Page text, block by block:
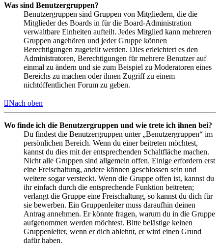
Was sind Benutzergruppen?
Benutzergruppen sind Gruppen von Mitgliedern, die die
Mitglieder des Boards in für die Board-Administration
verwaltbare Einheiten aufteilt. Jedes Mitglied kann mehreren
Gruppen angehören und jeder Gruppe können
Berechtigungen zugeteilt werden. Dies erleichtert es den
Administratoren, Berechtigungen für mehrere Benutzer auf
einmal zu ändern und sie zum Beispiel zu Moderatoren eines
Bereichs zu machen oder ihnen Zugriff zu einem
nichtöffentlichen Forum zu geben.
Nach oben
Wo finde ich die Benutzergruppen und wie trete ich ihnen bei?
Du findest die Benutzergruppen unter „Benutzergruppen“ im
persönlichen Bereich. Wenn du einer beitreten möchtest,
kannst du dies mit der entsprechenden Schaltfläche machen.
Nicht alle Gruppen sind allgemein offen. Einige erfordern erst
eine Freischaltung, andere können geschlossen sein und
weitere sogar versteckt. Wenn die Gruppe offen ist, kannst du
ihr einfach durch die entsprechende Funktion beitreten;
verlangt die Gruppe eine Freischaltung, so kannst du dich für
sie bewerben. Ein Gruppenleiter muss daraufhin deinen
Antrag annehmen. Er könnte fragen, warum du in die Gruppe
aufgenommen werden möchtest. Bitte belästige keinen
Gruppenleiter, wenn er dich ablehnt, er wird einen Grund
dafür haben.